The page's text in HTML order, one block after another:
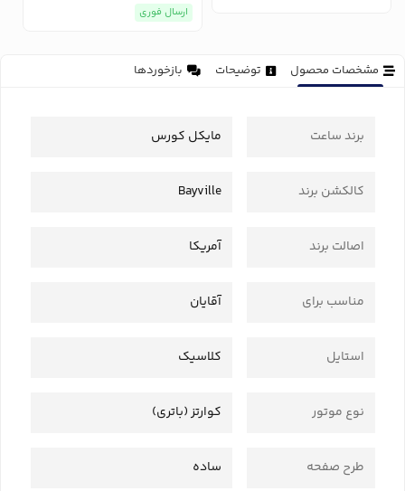
ارسال فوری
مشخصات محصول توضیحات بازخوردها
برند ساعت مایکل کورس
کالکشن برند Bayville
اصالت برند آمریکا
مناسب برای آقایان
استایل کلاسیک
نوع موتور کوارتز (باتری)
طرح صفحه ساده